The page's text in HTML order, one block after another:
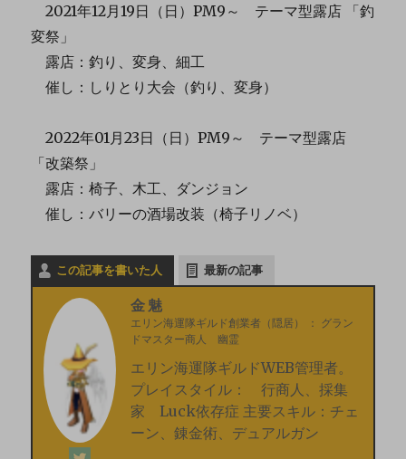
2021年12月19日（日）PM9～ テーマ型露店 「釣
変祭」
露店：釣り、変身、細工
催し：しりとり大会（釣り、変身）
2022年01月23日（日）PM9～ テーマ型露店
「改築祭」
露店：椅子、木工、ダンジョン
催し：バリーの酒場改装（椅子リノベ）
この記事を書いた人 最新の記事
金魅
エリン海運隊ギルド創業者（隠居） ： グラン
ドマスター商人 幽霊
エリン海運隊ギルドWEB管理者。
プレイスタイル： 行商人、採集
家 Luck依存症 主要スキル：チェ
ーン、錬金術、デュアルガン